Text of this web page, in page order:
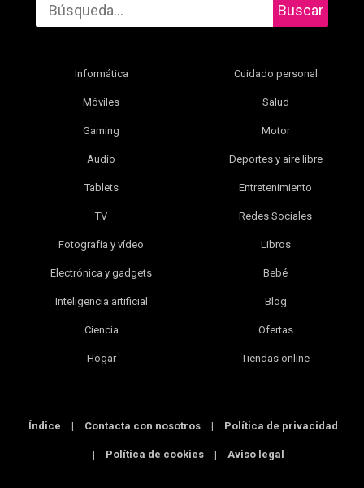
Buscar
Informática
Móviles
Gaming
Audio
Tablets
TV
Fotografía y vídeo
Electrónica y gadgets
Inteligencia artificial
Ciencia
Hogar
Cuidado personal
Salud
Motor
Deportes y aire libre
Entretenimiento
Redes Sociales
Libros
Bebé
Blog
Ofertas
Tiendas online
Índice | Contacta con nosotros | Política de privacidad
| Política de cookies | Aviso legal